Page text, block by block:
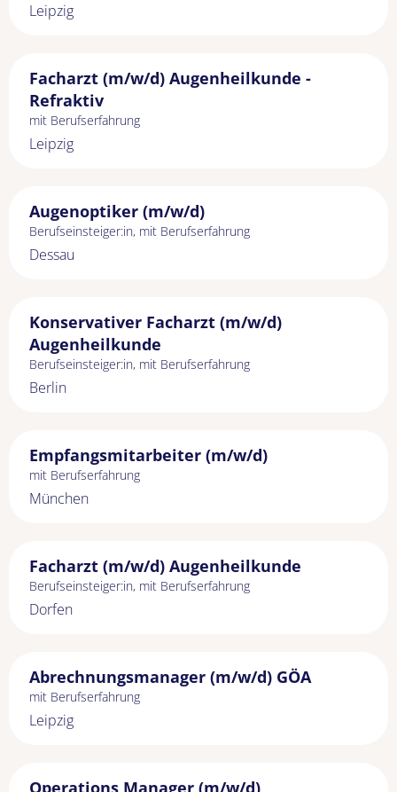
Leipzig
Facharzt (m/w/d) Augenheilkunde -
Refraktiv
mit Berufserfahrung
Leipzig
Augenoptiker (m/w/d)
Berufseinsteiger:in, mit Berufserfahrung
Dessau
Konservativer Facharzt (m/w/d)
Augenheilkunde
Berufseinsteiger:in, mit Berufserfahrung
Berlin
Empfangsmitarbeiter (m/w/d)
mit Berufserfahrung
München
Facharzt (m/w/d) Augenheilkunde
Berufseinsteiger:in, mit Berufserfahrung
Dorfen
Abrechnungsmanager (m/w/d) GÖA
mit Berufserfahrung
Leipzig
Operations Manager (m/w/d)